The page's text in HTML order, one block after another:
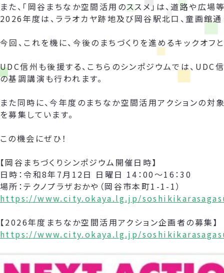
また、「岡谷まちなか空間活用のススメ」は、道路や広
2026年度は、ララオカヤ跡地及び岡谷駅北口、童画館通
今回、これを機に、今後のまちづくりを進めるキックオフ
UDC信州も後援する、こちらのシンポジウムでは、
の基調講演も行われます。
また同時に、今年度のまちなか空間活用アクションの対
を募集しています。
この機会にぜひ！
【岡谷まちづくりシンポジウム開催日時】
日時：令和8年7月12日 日曜日 14：00～16：30
場所：テクノプラザおかや（岡谷市本町1-1-1）
https://www.city.okaya.lg.jp/
【2026年度まちなか空間活用アクション企画者の募集】
https://www.city.okaya.lg.jp/